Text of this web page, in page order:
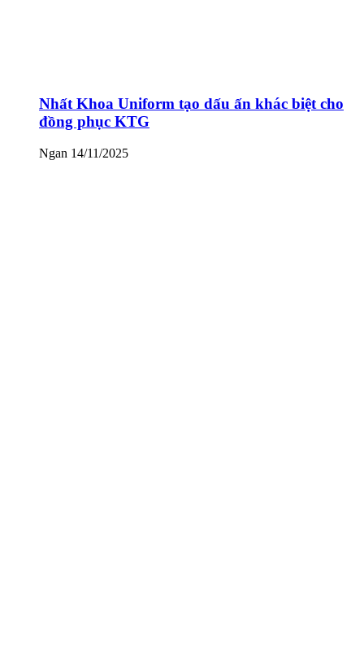
Nhất Khoa Uniform tạo dấu ấn khác biệt cho
đồng phục KTG
Ngan 14/11/2025